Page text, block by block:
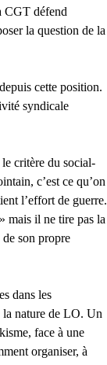
CGT défend
la question de la
cette position.
syndicale
critère du social-
c’est ce qu’on
l’effort de guerre.
mais il ne tire pas la
de son propre
dans les
la nature de LO. Un
face à une
organiser, à